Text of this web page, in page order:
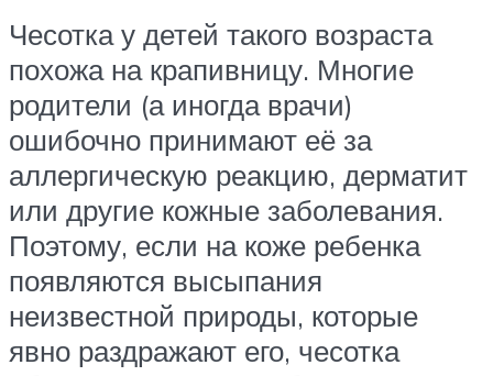
Чесотка у детей такого возраста
похожа на крапивницу. Многие
родители (а иногда врачи)
ошибочно принимают её за
аллергическую реакцию, дерматит
или другие кожные заболевания.
Поэтому, если на коже ребенка
появляются высыпания
неизвестной природы, которые
явно раздражают его, чесотка